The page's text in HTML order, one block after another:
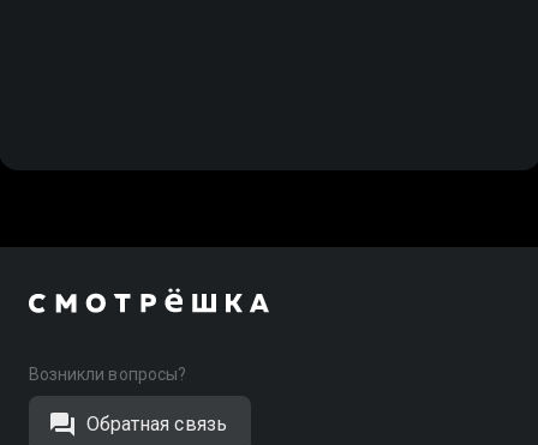
Возникли вопросы?
Обратная связь